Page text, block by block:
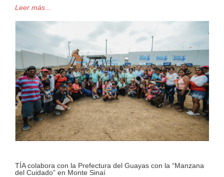
Leer más...
TÍA colabora con la Prefectura del Guayas con la “Manzana
del Cuidado” en Monte Sinaí